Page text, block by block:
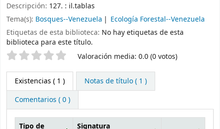
Descripción: 127. : il.tablas
Tema(s): Bosques--Venezuela
Ecología Forestal--Venezuela
Etiquetas de esta biblioteca: No hay etiquetas de esta
biblioteca para este título.
Valoración Valoración media: 0.0 (0 votos)
Existencias ( 1 )
Notas de título ( 1 )
Comentarios ( 0 )
Tipo de
Signatura